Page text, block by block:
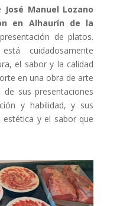
José Manuel Lozano
en Alhaurín de la
de platos.
cuidadosamente
el sabor y la calidad
en una obra de arte
sus presentaciones
y habilidad, y sus
y el sabor que